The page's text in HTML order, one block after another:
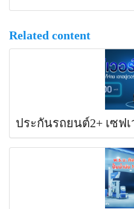
Related content
ประกันรถยนต์2+ เซฟ